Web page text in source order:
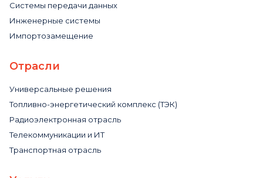
Системы передачи данных
Инженерные системы
Импортозамещение
Отрасли
Универсальные решения
Топливно-энергетический комплекс (ТЭК)
Радиоэлектронная отрасль
Телекоммуникации и ИТ
Транспортная отрасль